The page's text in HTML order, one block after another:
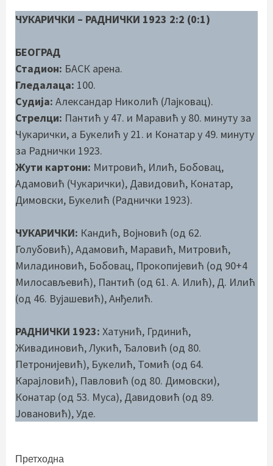
ЧУКАРИЧКИ – РАДНИЧКИ 1923 2:2 (0:1)
БЕОГРАД
Стадион: БАСК арена.
Гледалаца: 100.
Судија: Александар Николић (Лајковац).
Стрелци: Пантић у 47. и Маравић у 80. минуту за
Чукарички, а Букелић у 21. и Конатар у 49. минуту
за Раднички 1923.
Жути картони: Митровић, Илић, Бобовац,
Адамовић (Чукарички), Давидовић, Конатар,
Димовски, Букелић (Раднички 1923).
ЧУКАРИЧКИ: Кандић, Војновић (од 62.
Голубовић), Адамовић, Маравић, Митровић,
Миладиновић, Бобовац, Прокопијевић (од 90+4
Милосављевић), Пантић (од 61. А. Илић), Д. Илић
(од 46. Вујашевић), Анђелић.
РАДНИЧКИ 1923: Хатунић, Грдинић,
Живадиновић, Лукић, Ђаловић (од 80.
Петронијевић), Букелић, Томић (од 64.
Карајловић), Павловић (од 80. Димовски),
Конатар (од 53. Муса), Давидовић (од 89.
Јовановић), Уде.
Continue
Претходна